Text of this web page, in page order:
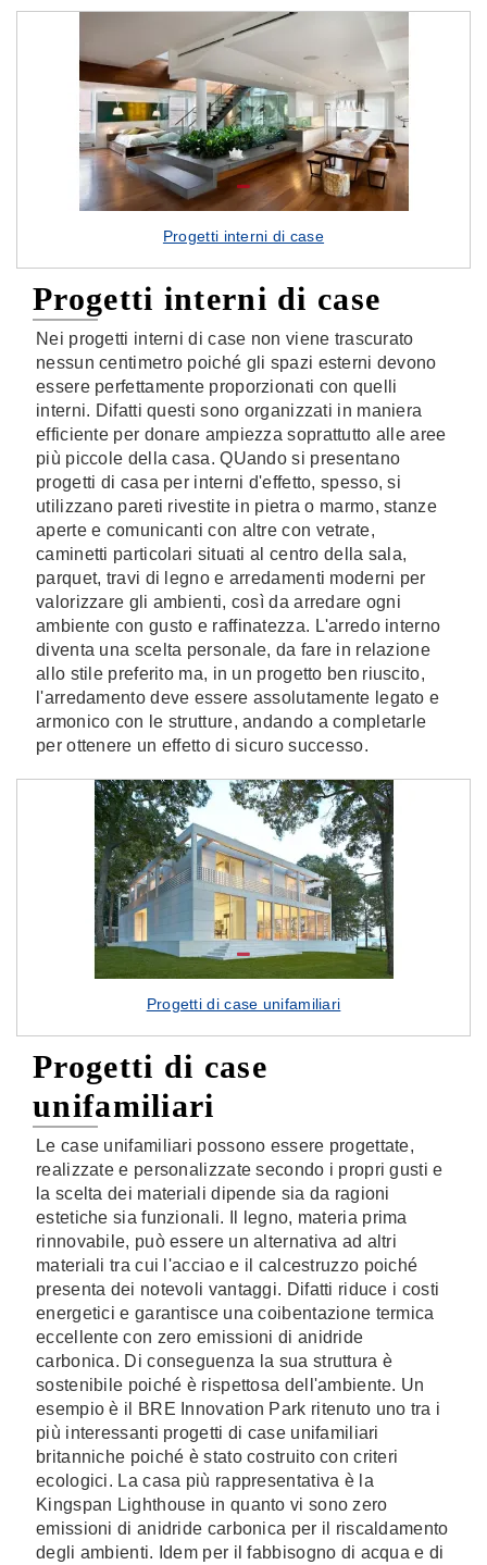
Progetti interni di case
Progetti interni di case
Nei progetti interni di case non viene trascurato
nessun centimetro poiché gli spazi esterni devono
essere perfettamente proporzionati con quelli
interni. Difatti questi sono organizzati in maniera
efficiente per donare ampiezza soprattutto alle aree
più piccole della casa. QUando si presentano
progetti di casa per interni d'effetto, spesso, si
utilizzano pareti rivestite in pietra o marmo, stanze
aperte e comunicanti con altre con vetrate,
caminetti particolari situati al centro della sala,
parquet, travi di legno e arredamenti moderni per
valorizzare gli ambienti, così da arredare ogni
ambiente con gusto e raffinatezza. L'arredo interno
diventa una scelta personale, da fare in relazione
allo stile preferito ma, in un progetto ben riuscito,
l'arredamento deve essere assolutamente legato e
armonico con le strutture, andando a completarle
per ottenere un effetto di sicuro successo.
Progetti di case unifamiliari
Progetti di case
unifamiliari
Le case unifamiliari possono essere progettate,
realizzate e personalizzate secondo i propri gusti e
la scelta dei materiali dipende sia da ragioni
estetiche sia funzionali. Il legno, materia prima
rinnovabile, può essere un alternativa ad altri
materiali tra cui l'acciao e il calcestruzzo poiché
presenta dei notevoli vantaggi. Difatti riduce i costi
energetici e garantisce una coibentazione termica
eccellente con zero emissioni di anidride
carbonica. Di conseguenza la sua struttura è
sostenibile poiché è rispettosa dell'ambiente. Un
esempio è il BRE Innovation Park ritenuto uno tra i
più interessanti progetti di case unifamiliari
britanniche poiché è stato costruito con criteri
ecologici. La casa più rappresentativa è la
Kingspan Lighthouse in quanto vi sono zero
emissioni di anidride carbonica per il riscaldamento
degli ambienti. Idem per il fabbisogno di acqua e di